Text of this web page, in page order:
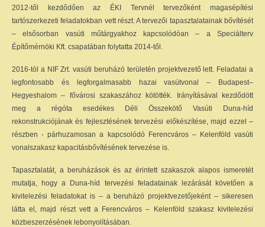
2012-től kezdődően az ÉKI Tervnél tervezőként magasépítési
tartószerkezeti feladatokban vett részt. A tervezői tapasztalatainak bővítését
– elsősorban vasúti műtárgyakhoz kapcsolódóan – a Speciálterv
Építőmérnöki Kft. csapatában folytatta 2014-től.
2016-tól a NIF Zrt. vasúti beruházó területén projektvezető lett. Feladatai a
legfontosabb és legforgalmasabb hazai vasútvonal – Budapest–
Hegyeshalom – fővárosi szakaszához kötötték. Irányításával kezdődött
meg a régóta esedékes Déli Összekötő Vasúti Duna-híd
rekonstrukciójának és fejlesztésének tervezési előkészítése, majd ezzel –
részben - párhuzamosan a kapcsolódó Ferencváros – Kelenföld vasúti
vonalszakasz kapacitásbővítésének tervezése is.
Tapasztalatát, a beruházások és az érintett szakaszok alapos ismeretét
mutatja, hogy a Duna-híd tervezési feladatainak lezárását követően a
kivitelezési feladatokat is – a beruházó projektvezetőjeként – sikeresen
látta el, majd részt vett a Ferencváros – Kelenföld szakasz kivitelezési
közbeszerzésének lebonyolításában.